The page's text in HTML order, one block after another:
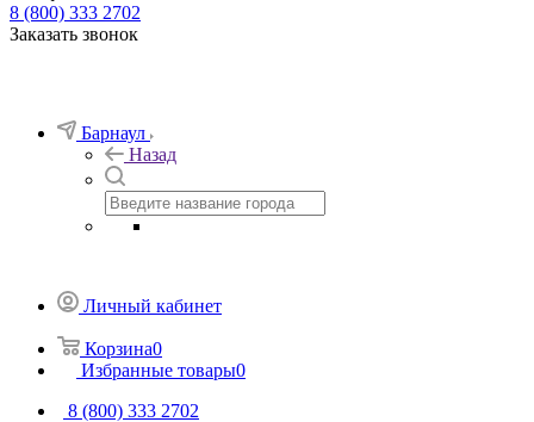
8 (800) 333 2702
Заказать звонок
Барнаул
Назад
Личный кабинет
Корзина0
Избранные товары0
8 (800) 333 2702